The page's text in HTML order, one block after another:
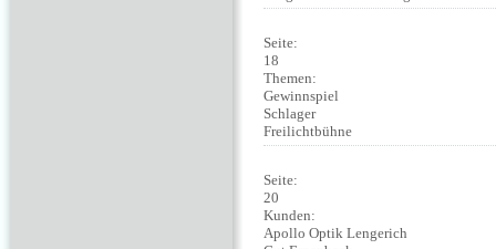
Seite:
18
Themen:
Gewinnspiel
Schlager
Freilichtbühne
Seite:
20
Kunden:
Apollo Optik Lengerich